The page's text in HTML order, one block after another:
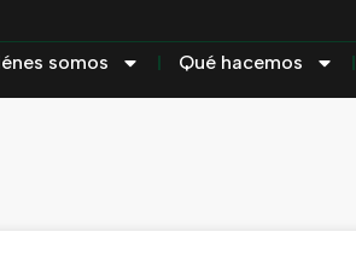
somos Qué hacemos